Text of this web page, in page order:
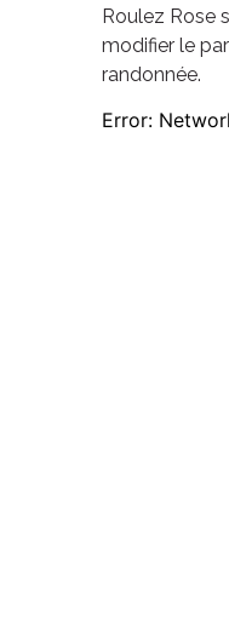
Roulez Rose
modifier le
randonnée.